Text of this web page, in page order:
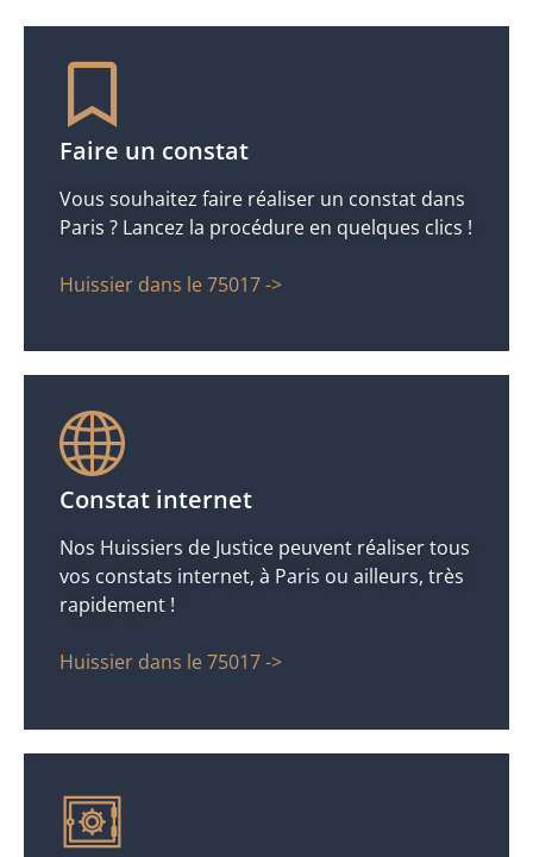
Faire un constat
Vous souhaitez faire réaliser un constat dans
Paris ? Lancez la procédure en quelques clics !
Huissier dans le 75017 ->
Constat internet
Nos Huissiers de Justice peuvent réaliser tous
vos constats internet, à Paris ou ailleurs, très
rapidement !
Huissier dans le 75017 ->